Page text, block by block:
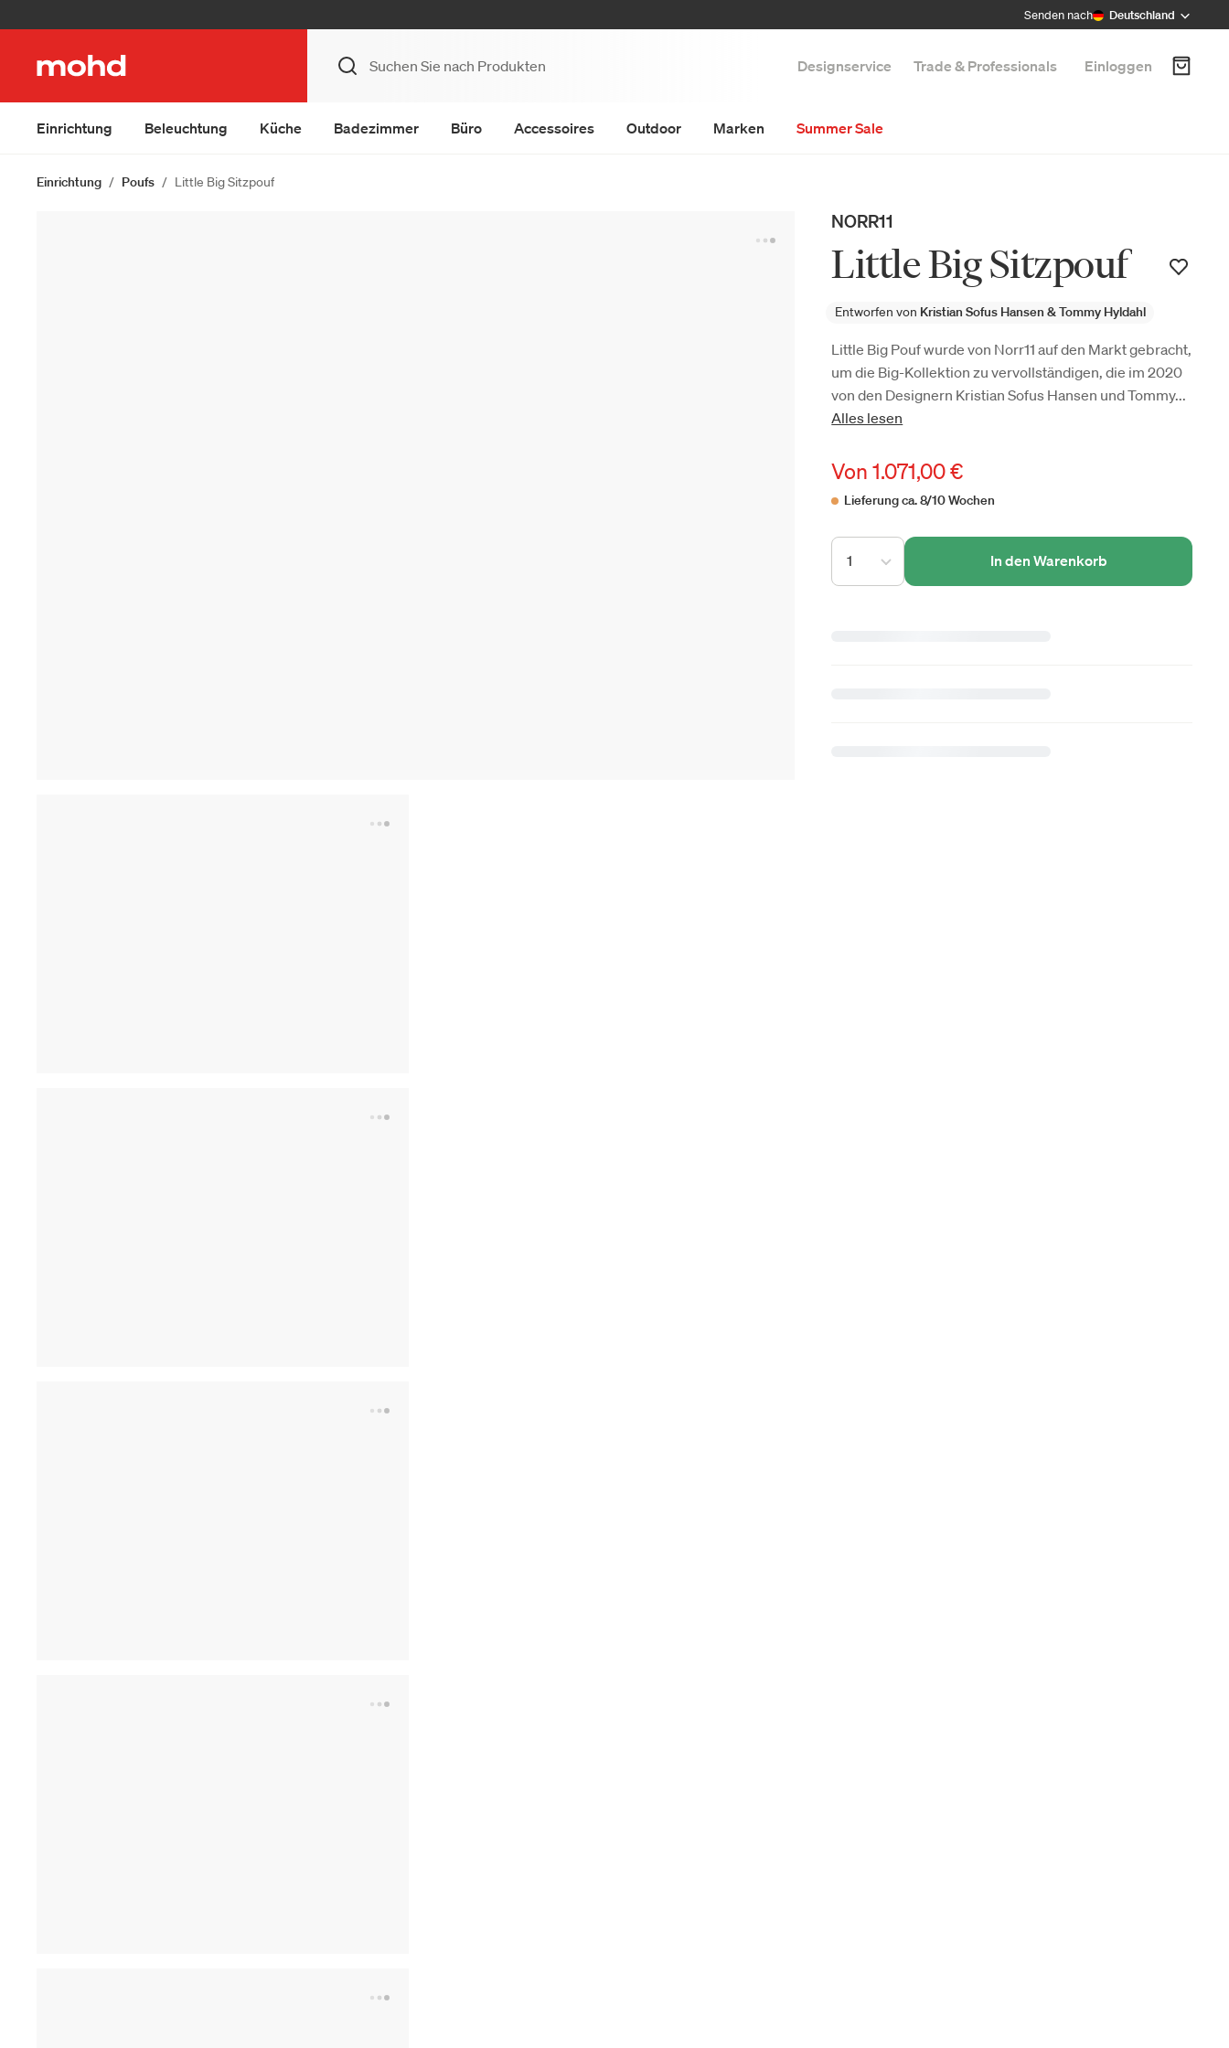
Senden nach Deutschland
Designservice Trade & Professionals Einloggen
Einrichtung Beleuchtung Küche Badezimmer Büro Accessoires Outdoor Marken Summer Sale
Einrichtung Poufs Little Big Sitzpouf
NORR11
Little Big Sitzpouf
Entworfen von Kristian Sofus Hansen & Tommy Hyldahl
Little Big Pouf wurde von Norr11 auf den Markt gebracht,
um die Big-Kollektion zu vervollständigen, die im 2020
von den Designern Kristian Sofus Hansen und Tommy...
Alles lesen
Von 1.071,00 €
Lieferung ca. 8/10 Wochen
1 In den Warenkorb